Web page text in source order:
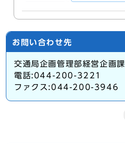
お問い合わせ先
交通局企画管理部経営企画課
電話:044-200-3221
ファクス:044-200-3946